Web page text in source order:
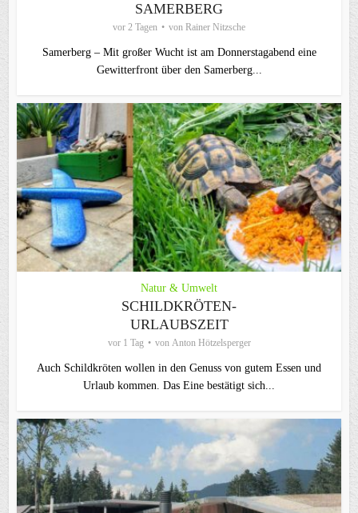
AMERBERG
vor 2 Tagen von Rainer Nitzsche
Samerberg – Mit großer Wucht ist am Donnerstagabend eine
Gewitterfront über den Samerberg...
Natur & Umwelt
SCHILDKRÖTEN-
URLAUBSZEIT
vor 1 Tag von Anton Hötzelsperger
Auch Schildkröten wollen in den Genuss von gutem Essen und
Urlaub kommen. Das Eine bestätigt sich...